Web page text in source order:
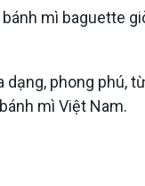
mì baguette
phong phú,
mì Việt Nam.